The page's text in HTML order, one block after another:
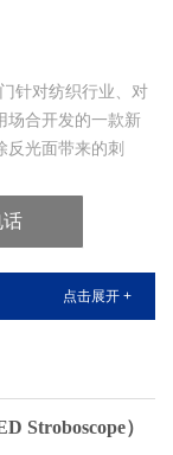
针对纺织行业、对
场合开发的一款新
反光面带来的刺
话
点击展开 +
Stroboscope）